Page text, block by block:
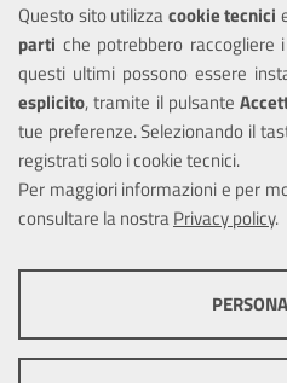
Questo sito utilizzacookie tecnici
parti che potrebbero
questi ultimi possono essere
esplicito, tramite il pulsante
tue preferenze. Selezionando il
registrati solo i cookie tecnici.
Per maggiori informazioni e per
consultare la nostraPrivacy policy.
Amministrazione trasparente
Informativa privacy
Note legali
Piano di miglioramento del sito
Dichiarazione di accessibilità